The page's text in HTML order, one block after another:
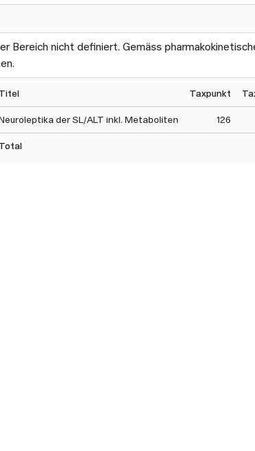
Bereich nicht definiert. Gemäss
Titel Taxpunkt
der SL/ALT inkl. Metaboliten 126
Total